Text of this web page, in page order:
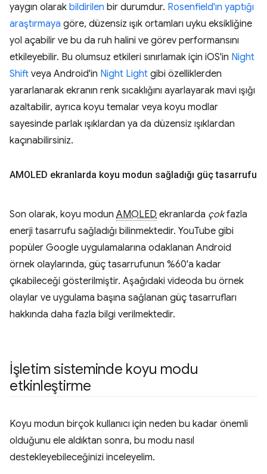
yaygın olarak bildirilen bir durumdur. Rosenfield'ın yaptığı
araştırmaya göre, düzensiz ışık ortamları uyku eksikliğine
yol açabilir ve bu da ruh halini ve görev performansını
etkileyebilir. Bu olumsuz etkileri sınırlamak için iOS'in Night
Shift veya Android'in Night Light gibi özelliklerden
yararlanarak ekranın renk sıcaklığını ayarlayarak mavi ışığı
azaltabilir, ayrıca koyu temalar veya koyu modlar
sayesinde parlak ışıklardan ya da düzensiz ışıklardan
kaçınabilirsiniz.
AMOLED ekranlarda koyu modun sağladığı güç tasarrufu
Son olarak, koyu modun AMOLED ekranlarda çokfazla
enerji tasarrufu sağladığı bilinmektedir. YouTube gibi
popüler Google uygulamalarına odaklanan Android
örnek olaylarında, güç tasarrufunun %60'a kadar
çıkabileceği gösterilmiştir. Aşağıdaki videoda bu örnek
olaylar ve uygulama başına sağlanan güç tasarrufları
hakkında daha fazla bilgi verilmektedir.
İşletim sisteminde koyu modu
etkinleştirme
Koyu modun birçok kullanıcı için neden bu kadar önemli
olduğunu ele aldıktan sonra, bu modu nasıl
destekleyebileceğinizi inceleyelim.